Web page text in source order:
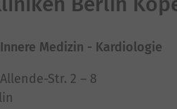
Medizin - Kardiologie
Str. 2 – 8